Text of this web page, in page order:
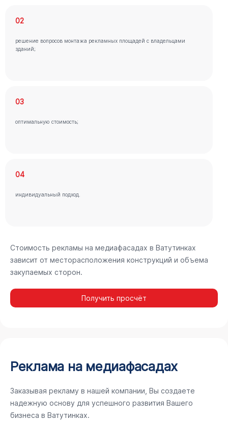
02
решение вопросов монтажа рекламных площадей с владельцами
зданий;
03
оптимальную стоимость;
04
индивидуальный подход.
Стоимость рекламы на медиафасадах в Ватутинках
зависит от месторасположения конструкций и объема
закупаемых сторон.
Получить просчёт
Реклама на медиафасадах
Заказывая рекламу в нашей компании, Вы создаете
надежную основу для успешного развития Вашего
бизнеса в Ватутинках.